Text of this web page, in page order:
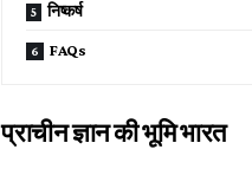
निष्कर्ष
FAQs
प्राचीन ज्ञान की भूमि भारत